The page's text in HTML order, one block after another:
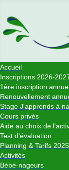
Accueil
Inscriptions 2026-
1ère inscription
Renouvellement
Stage J'apprends à
Cours privés
Aide au choix de
Test d'évaluation
Planning & Tarifs
Activités
Bébé-nageurs